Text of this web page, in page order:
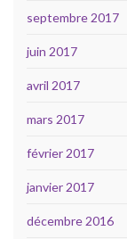
septembre 2017
juin 2017
avril 2017
mars 2017
février 2017
janvier 2017
décembre 2016